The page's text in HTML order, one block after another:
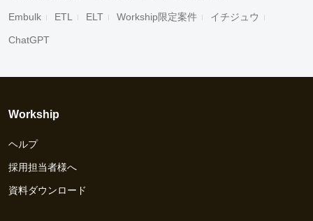
Embulk ETL ELT Workship限定案件 イチジュウ
ChatGPT
Workship
ヘルプ
採用担当者様へ
資料ダウンロード